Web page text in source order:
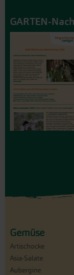
GARTEN-
Gemüse
Artischocke
Asia-Salate
Aubergine